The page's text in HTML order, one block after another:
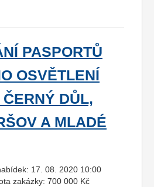
PASPORTŮ
OSVĚTLENÍ
DŮL,
A MLADÉ
17. 08. 2020 10:00
zakázky: 700 000 Kč